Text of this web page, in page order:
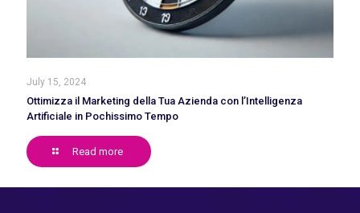
July 15, 2024
Ottimizza il Marketing della Tua Azienda con l’Intelligenza
Artificiale in Pochissimo Tempo
Read more